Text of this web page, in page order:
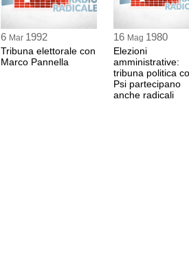
6 Mar 1992
Tribuna elettorale con
Marco Pannella
16 Mag 1980
Elezioni
amministrative:
tribuna politica
Psi partecipano
anche radicali